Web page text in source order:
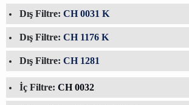
Dış Filtre: CH 0031 K
Dış Filtre: CH 1176 K
Dış Filtre: CH 1281
İç Filtre: CH 0032